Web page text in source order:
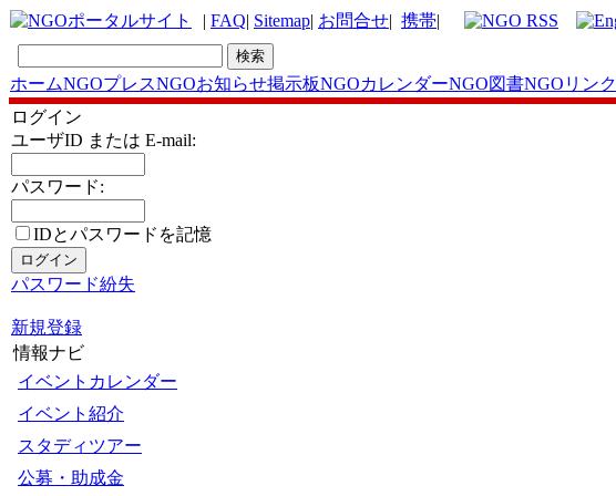
| FAQ| Sitemap| お問合せ| 携帯|
ホームNGOプレスNGOお知らせ掲示板NGOカレンダーNGO図書NGOリンク
ログイン
ユーザID または E-mail:
パスワード:
IDとパスワードを記憶
パスワード紛失
新規登録
情報ナビ
イベントカレンダー
イベント紹介
スタディツアー
公募・助成金